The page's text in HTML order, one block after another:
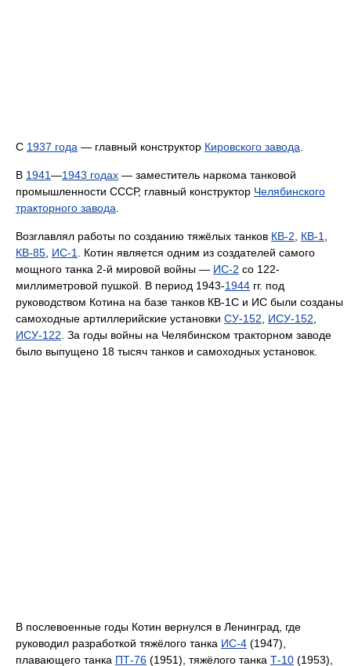
C 1937 года — главный конструктор Кировского завода.
В 1941—1943 годах — заместитель наркома танковой
промышленности СССР, главный конструктор Челябинского
тракторного завода.
Возглавлял работы по созданию тяжёлых танков КВ-2, КВ-1,
КВ-85, ИС-1. Котин является одним из создателей самого
мощного танка 2-й мировой войны — ИС-2 со 122-
миллиметровой пушкой. В период 1943-1944 гг. под
руководством Котина на базе танков КВ-1С и ИС были созданы
самоходные артиллерийские установки СУ-152, ИСУ-152,
ИСУ-122. За годы войны на Челябинском тракторном заводе
было выпущено 18 тысяч танков и самоходных установок.
В послевоенные годы Котин вернулся в Ленинград, где
руководил разработкой тяжёлого танка ИС-4 (1947),
плавающего танка ПТ-76 (1951), тяжёлого танка Т-10 (1953),